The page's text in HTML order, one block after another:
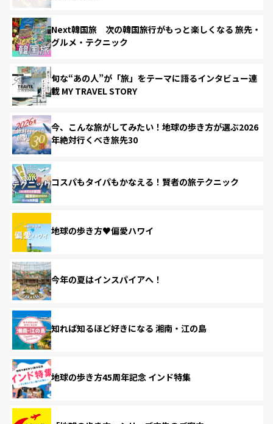
Next韓国旅 次の韓国旅行がもっと楽しくなる 旅先・
グルメ・テクニック
旬な“あの人”が「旅」をテーマに語るインタビュー連
載 MY TRAVEL STORY
今、こんな旅がしてみたい！地球の歩き方が選ぶ2026
年絶対行くべき旅先30
コスパもタイパもかなえる！賢者の旅テクニック
地球の歩き方♥偏愛ハワイ
今年の夏はインスパイアへ！
知れば知るほど好きになる 湘南・江の島
地球の歩き方45周年記念 インド特集